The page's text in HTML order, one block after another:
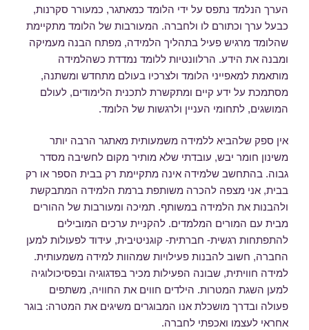
הערך הנלמד נתפס על ידי הלומד כמאתגר, כמעורר סקרנות,
כבעל ערך וכתורם לו ולחברה. המעורבות של הלומד מתקיימת
שהלומד מרגיש פעיל בתהליך הלמידה, מפתח הבנה מעמיקה
ומבנה את הידע. הרלוונטיות ללומד נמדדת כשהלמידה
מותאמת למאפייני הלומד ולצרכיו בעולם מתחדש ומשתנה,
מסתמכת על ידע קיים ומתקשרת לתכנית הלימודים, לעולם
המושגים, לתחומי העניין ולרגשות של הלומד.
אין ספק שלהביא ללמידה משמעותית מאתגר הרבה יותר
משינון חומר יבש, עובדתי שלא מותיר מקום לחשיבה מסדר
גבוה. בהתחשב שלמידה אינה מתקיימת רק בבית הספר או רק
בבית, אני מצפה להכרה משותפת ברמת הלמידה המתבקשת
ולהבנות את הלמידה במשותף. תמיכה ומעורבות של ההורים
מבית עם המורים המלמדים. להקניית ערכים המובילים
להתפתחות רגשית- חברתית- קוגניטיבית, עידוד לפעולות למען
החברה, חשוב להבנות פעילויות שמהוות למידה משמעותית.
למידה חוויתית, שבונה הפעילות מכיר בפדגוגיה ובפסיכולוגיה
למען השגת המטרות. הילדים חווים את החוויה, משתפים
פעולה ובדרך מושכלת אנו המבוגרים משיגים את המטרה: בוגר
אחראי לעצמו ואכפתי לחברה.